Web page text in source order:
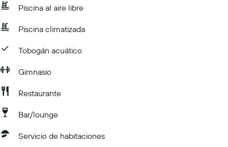
Piscina al aire libre
Piscina climatizada
Tobogán acuático
Gimnasio
Restaurante
Bar/lounge
Servicio de habitaciones